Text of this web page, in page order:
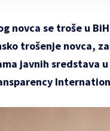
novca se troše u
trošenje novca,
javnih sredstava